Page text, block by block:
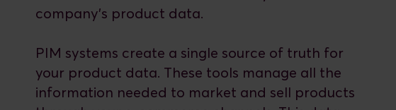
company's product data.
PIM systems create a single source of truth for
your product data. These tools manage all the
information needed to market and sell products